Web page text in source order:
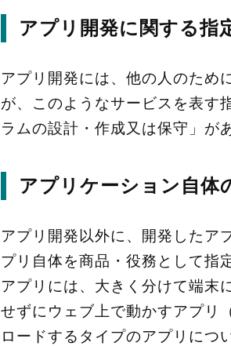
アプリ開発に関する指
アプリ開発には、他の人のため
が、このようなサービスを表す
ラムの設計・作成又は保守」が
アプリケーション自体
アプリ開発以外に、開発したア
プリ自体を商品・役務として指
アプリには、大きく分けて端末
せずにウェブ上で動かすアプリ
ロードするタイプのアプリにつ